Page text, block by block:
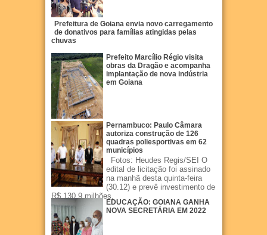
Prefeitura de Goiana envia novo carregamento
de donativos para famílias atingidas pelas
chuvas
Prefeito Marcílio Régio visita
obras da Dragão e acompanha
implantação de nova indústria
em Goiana
Pernambuco: Paulo Câmara
autoriza construção de 126
quadras poliesportivas em 62
municípios
Fotos: Heudes Regis/SEI O
edital de licitação foi assinado
na manhã desta quinta-feira
(30.12) e prevê investimento de
R$ 130,9 milhões.
EDUCAÇÃO: GOIANA GANHA
NOVA SECRETÁRIA EM 2022